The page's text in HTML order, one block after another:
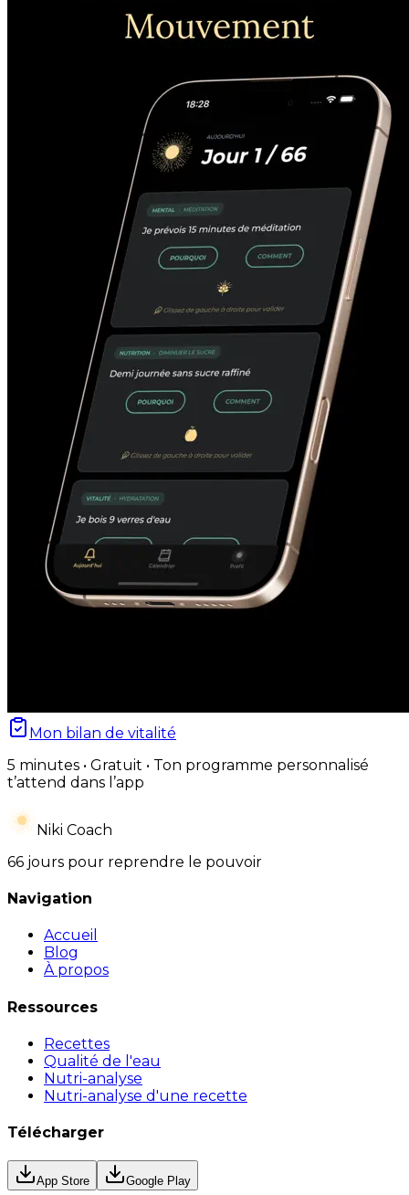
Mon bilan de vitalité
5 minutes • Gratuit • Ton programme personnalisé
t’attend dans l’app
Niki Coach
66 jours pour reprendre le pouvoir
Navigation
Accueil
Blog
À propos
Ressources
Recettes
Qualité de l'eau
Nutri-analyse
Nutri-analyse d'une recette
Télécharger
App Store Google Play